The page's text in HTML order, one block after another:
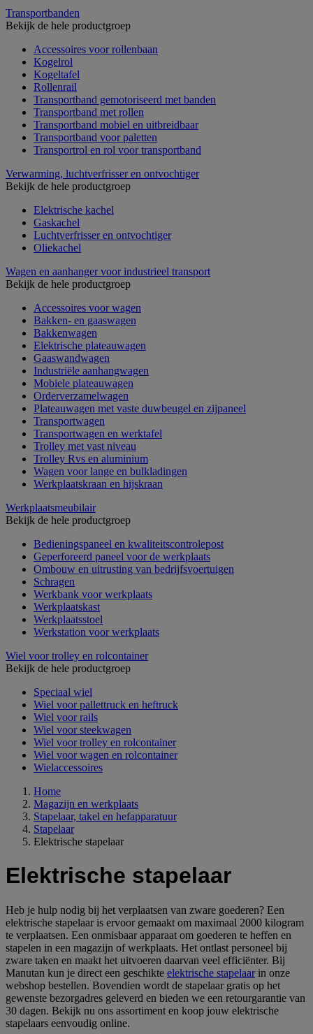
Transportbanden
Bekijk de hele productgroep
Accessoires voor rollenbaan
Kogelrol
Kogeltafel
Rollenrail
Transportband gemotoriseerd met banden
Transportband met rollen
Transportband mobiel en uitbreidbaar
Transportband voor paletten
Transportrol en rol voor transportband
Verwarming, luchtverfrisser en ontvochtiger
Bekijk de hele productgroep
Elektrische kachel
Gaskachel
Luchtverfrisser en ontvochtiger
Oliekachel
Wagen en aanhanger voor industrieel transport
Bekijk de hele productgroep
Accessoires voor wagen
Bakken- en gaaswagen
Bakkenwagen
Elektrische plateauwagen
Gaaswandwagen
Industriële aanhangwagen
Mobiele plateauwagen
Orderverzamelwagen
Plateauwagen met vaste duwbeugel en zijpaneel
Transportwagen
Transportwagen en werktafel
Trolley met vast niveau
Trolley Rvs en aluminium
Wagen voor lange en bulkladingen
Werkplaatskraan en hijskraan
Werkplaatsmeubilair
Bekijk de hele productgroep
Bedieningspaneel en kwaliteitscontrolepost
Geperforeerd paneel voor de werkplaats
Ombouw en uitrusting van bedrijfsvoertuigen
Schragen
Werkbank voor werkplaats
Werkplaatskast
Werkplaatsstoel
Werkstation voor werkplaats
Wiel voor trolley en rolcontainer
Bekijk de hele productgroep
Speciaal wiel
Wiel voor pallettruck en heftruck
Wiel voor rails
Wiel voor steekwagen
Wiel voor trolley en rolcontainer
Wiel voor wagen en rolcontainer
Wielaccessoires
Home
Magazijn en werkplaats
Stapelaar, takel en hefapparatuur
Stapelaar
Elektrische stapelaar
Elektrische stapelaar
Heb je hulp nodig bij het verplaatsen van zware goederen? Een
elektrische stapelaar is ervoor gemaakt om maximaal 2000 kilogram
te verplaatsen. Een onmisbaar apparaat om goederen te heffen en
stapelen in een magazijn of werkplaats. Het ontlast personeel bij
zware taken en maakt het uitvoeren daarvan veel efficiënter. Bij
Manutan kun je direct een geschikte elektrische stapelaarin onze
webshop bestellen. Bovendien wordt de stapelaar gratis op het
gewenste bezorgadres geleverd en bieden we een retourgarantie van
30 dagen. Bekijk nu ons assortiment en koop jouw elektrische
stapelaars eenvoudig online.